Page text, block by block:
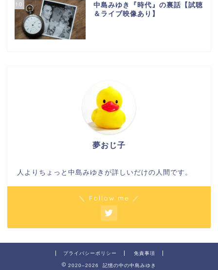
10
中島みゆき『時代』の裏話【試聴
＆ライブ映像あり】
夢おじ子
人よりちょっと中島みゆきが詳しいだけの人間です。
＼ Follow me ／
プライバシーポリシー 免責事項
2020–2026 記憶の中の中島みゆき